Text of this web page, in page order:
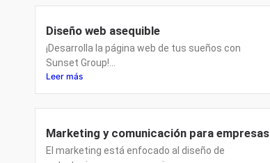
Diseño web asequible
¡Desarrolla la página web de tus sueños con
Sunset Group!...
Leer más
Marketing y comunicación para empresas
El marketing está enfocado al diseño de